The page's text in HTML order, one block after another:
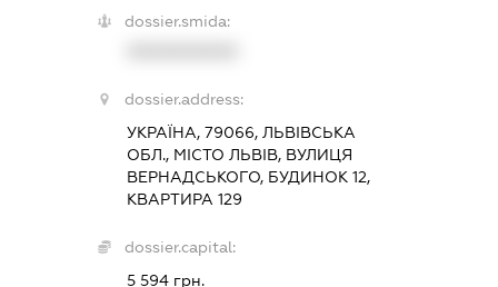
dossier.smida:
dossier.address:
УКРАЇНА, 79066, ЛЬВІВСЬКА
ОБЛ., МІСТО ЛЬВІВ, ВУЛИЦЯ
ВЕРНАДСЬКОГО, БУДИНОК 12,
КВАРТИРА 129
dossier.capital:
5 594 грн.